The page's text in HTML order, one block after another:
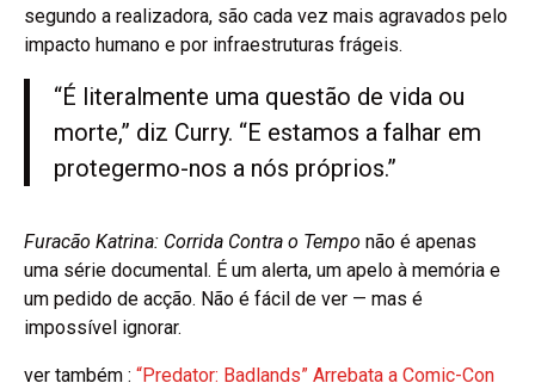
segundo a realizadora, são cada vez mais agravados pelo
impacto humano e por infraestruturas frágeis.
“É literalmente uma questão de vida ou
morte,” diz Curry. “E estamos a falhar em
protegermo-nos a nós próprios.”
Furacão Katrina: Corrida Contra o Tempo não é apenas
uma série documental. É um alerta, um apelo à memória e
um pedido de acção. Não é fácil de ver — mas é
impossível ignorar.
ver também : “Predator: Badlands” Arrebata a Comic-Con